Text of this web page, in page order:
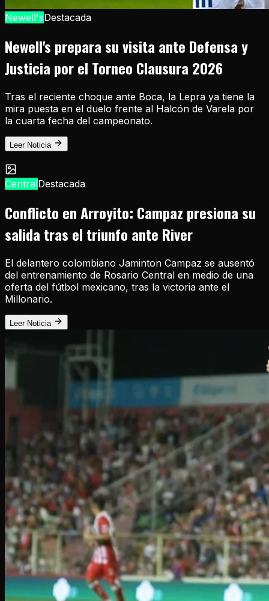
Newell'sDestacada
Newell's prepara su visita ante Defensa y
Justicia por el Torneo Clausura 2026
Tras el reciente choque ante Boca, la Lepra ya tiene la
mira puesta en el duelo frente al Halcón de Varela por
la cuarta fecha del campeonato.
Leer Noticia
CentralDestacada
Conflicto en Arroyito: Campaz presiona su
salida tras el triunfo ante River
El delantero colombiano Jaminton Campaz se ausentó
del entrenamiento de Rosario Central en medio de una
oferta del fútbol mexicano, tras la victoria ante el
Millonario.
Leer Noticia